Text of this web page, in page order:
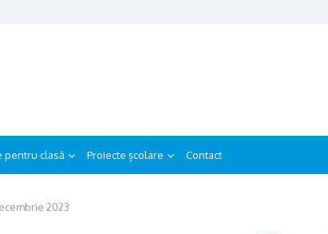
pentru clasă Proiecte școlare Contact
2023